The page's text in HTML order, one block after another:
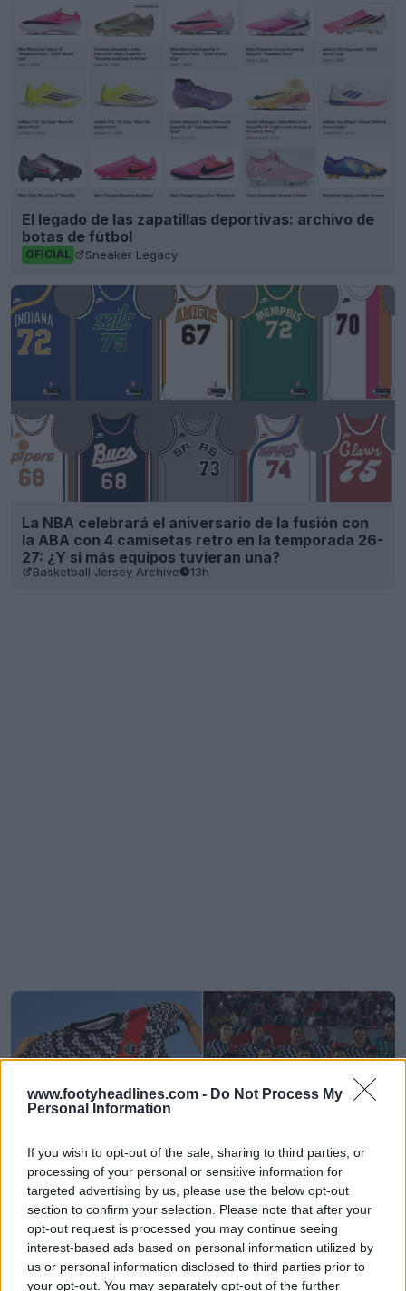
www.footyheadlines.com - Do Not Process My
Personal Information
If you wish to opt-out of the sale, sharing to third parties, or
processing of your personal or sensitive information for
targeted advertising by us, please use the below opt-out
section to confirm your selection. Please note that after your
opt-out request is processed you may continue seeing
interest-based ads based on personal information utilized by
us or personal information disclosed to third parties prior to
your opt-out. You may separately opt-out of the further
El legado de las zapatillas deportivas: archivo de
botas de fútbol
OFICIAL Sneaker Legacy
La NBA celebrará el aniversario de la fusión con
la ABA con 4 camisetas retro en la temporada 26-
27: ¿Y si más equipos tuvieran una?
Basketball Jersey Archive 13h
El Deportivo Municipal presenta su camiseta con
1.000 patrocinadores para superar la crisis
financiera
62